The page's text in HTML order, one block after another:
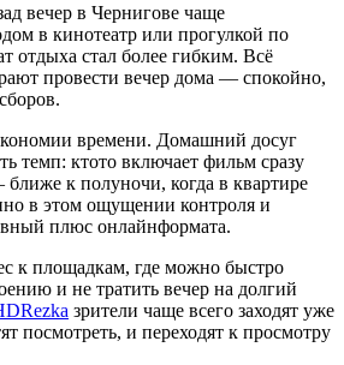
вечер в Чернигове чаще
в кинотеатр или прогулкой по
отдыха стал более гибким. Всё
провести вечер дома — спокойно,
времени. Домашний досуг
темп: ктото включает фильм сразу
к полуночи, когда в квартире
в этом ощущении контроля и
плюс онлайнформата.
к площадкам, где можно быстро
и не тратить вечер на долгий
зрители чаще всего заходят уже
посмотреть, и переходят к просмотру